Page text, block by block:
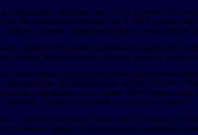
Learning Hub расширяет миссию программы по
как молодежный турнир LALIGA в Таиланде,
запуска, отражая растущий интерес
с профессиональным признанием и карьерной
Bitget Игнасио Агирре Франко, который можно
обеспечивает верифицированное признание
рассмотрение при трудоустройстве в
участников с индустрией Web3. Через
знаниями и реальными профессиональными ролями.
— профессиональной сетью Web3, стоящей за
входа в карьеру Web3 для нового поколения